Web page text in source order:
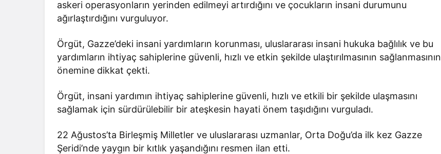
askeri operasyonların yerinden edilmeyi artırdığını ve çocukların insani durumunu
ağırlaştırdığını vurguluyor.
Örgüt, Gazze’deki insani yardımların korunması, uluslararası insani hukuka bağlılık ve bu
yardımların ihtiyaç sahiplerine güvenli, hızlı ve etkin şekilde ulaştırılmasının sağlanmasının
önemine dikkat çekti.
Örgüt, insani yardımın ihtiyaç sahiplerine güvenli, hızlı ve etkili bir şekilde ulaşmasını
sağlamak için sürdürülebilir bir ateşkesin hayati önem taşıdığını vurguladı.
22 Ağustos’ta Birleşmiş Milletler ve uluslararası uzmanlar, Orta Doğu’da ilk kez Gazze
Şeridi’nde yaygın bir kıtlık yaşandığını resmen ilan etti.